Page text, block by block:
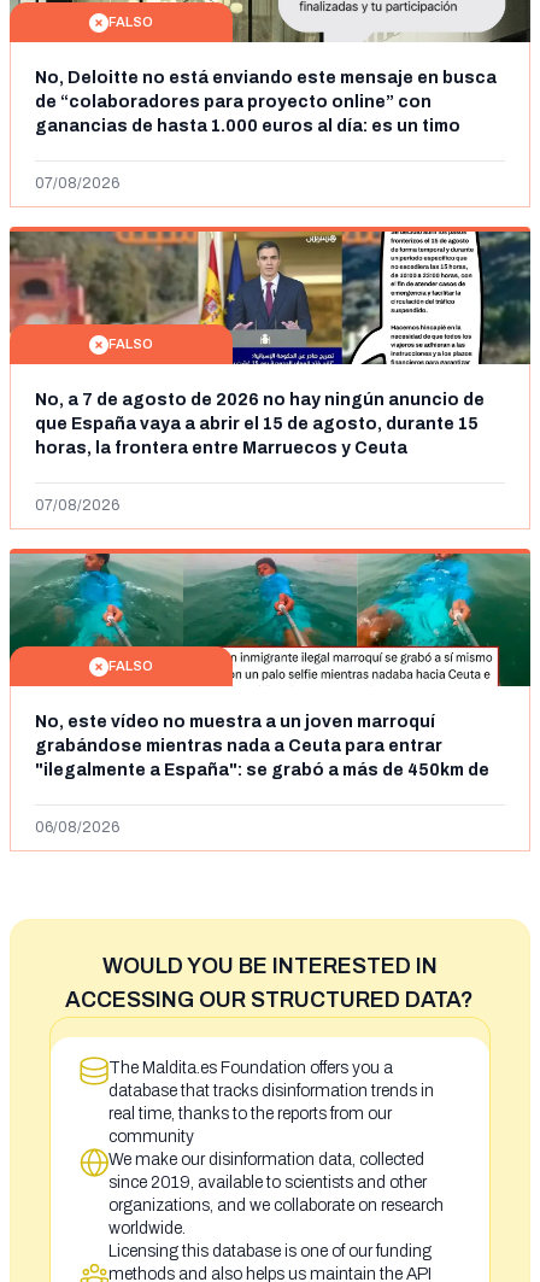
FALSO
No, Deloitte no está enviando este mensaje en busca
de “colaboradores para proyecto online” con
ganancias de hasta 1.000 euros al día: es un timo
07/08/2026
FALSO
No, a 7 de agosto de 2026 no hay ningún anuncio de
que España vaya a abrir el 15 de agosto, durante 15
horas, la frontera entre Marruecos y Ceuta
07/08/2026
FALSO
No, este vídeo no muestra a un joven marroquí
grabándose mientras nada a Ceuta para entrar
"ilegalmente a España": se grabó a más de 450km de
06/08/2026
WOULD YOU BE INTERESTED IN
ACCESSING OUR STRUCTURED DATA?
The Maldita.es Foundation offers you a
database that tracks disinformation trends in
real time, thanks to the reports from our
community
We make our disinformation data, collected
since 2019, available to scientists and other
organizations, and we collaborate on research
worldwide.
Licensing this database is one of our funding
methods and also helps us maintain the API